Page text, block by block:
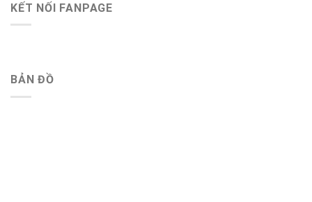
KẾT NỐI FANPAGE
BẢN ĐỒ